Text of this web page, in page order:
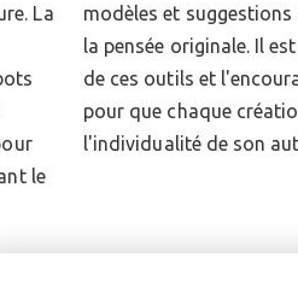
La
de
l'individualité de son